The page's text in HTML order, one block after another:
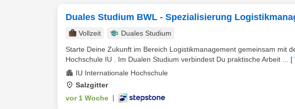
Duales Studium BWL - Spezialisierung
Vollzeit
Duales Studium
Starte Deine Zukunft im Bereich Logistikmanagement gemeinsam mit
Hochschule IU . Im Dualen Studium verbindest Du praktische Arbeit ...
[
IU Internationale Hochschule
Salzgitter
vor 1 Woche